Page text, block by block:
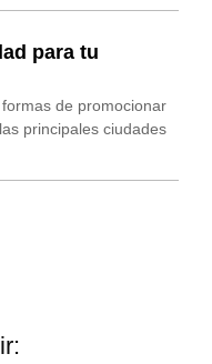
para tu
de promocionar
principales ciudades